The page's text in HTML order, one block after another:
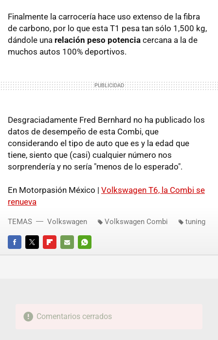
Finalmente la carrocería hace uso extenso de la fibra
de carbono, por lo que esta T1 pesa tan sólo 1,500 kg,
dándole una relación peso potencia cercana a la de
muchos autos 100% deportivos.
Desgraciadamente Fred Bernhard no ha publicado los
datos de desempeño de esta Combi, que
considerando el tipo de auto que es y la edad que
tiene, siento que (casi) cualquier número nos
sorprendería y no sería "menos de lo esperado".
En Motorpasión México | Volkswagen T6, la Combi se
renueva
FACEBOOKTWITTERFLIPBOARD
E-
WHATSAPP
TEMAS Volkswagen Volkswagen Combi tuning
Comentarios cerrados